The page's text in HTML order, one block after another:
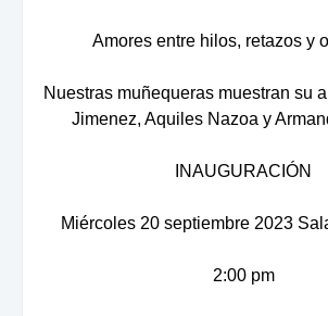
Amores entre hilos, retazos y
Nuestras muñequeras muestran su
Jimenez, Aquiles Nazoa y
INAUGURACIÓN
Miércoles 20 septiembre 2023
2:00 pm